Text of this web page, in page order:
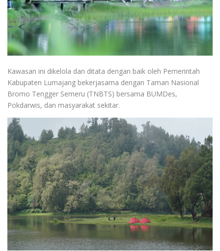
Kawasan ini dikelola dan ditata dengan baik oleh Pemerintah
Kabupaten Lumajang bekerjasama dengan Taman Nasional
Bromo Tengger Semeru (TNBTS) bersama BUMDes,
Pokdarwis, dan masyarakat sekitar.